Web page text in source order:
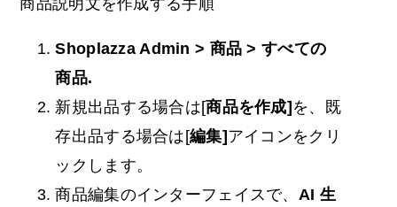
Shoplazza Admin > 商品 > すべての
商品.
新規出品する場合は[商品を作成]を、既
存出品する場合は[編集]アイコンをクリ
ックします。
商品編集のインターフェイスで、 AI 生